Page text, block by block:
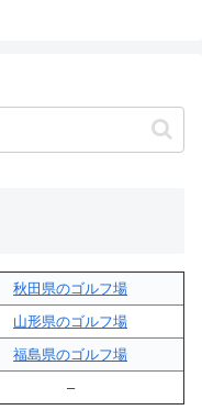
秋田県のゴルフ場
山形県のゴルフ場
福島県のゴルフ場
–